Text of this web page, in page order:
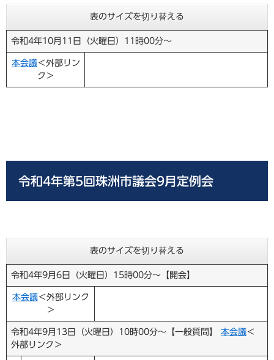
表のサイズを切り替える
令和4年10月11日（火曜日）11時00分～
本会議＜外部リン
ク＞
令和4年第5回珠洲市議会9月定例会
表のサイズを切り替える
令和4年9月6日（火曜日）15時00分～【開会】
本会議＜外部リンク
＞
令和4年9月13日（火曜日）10時00分～【一般質問】 本会議＜
外部リンク＞